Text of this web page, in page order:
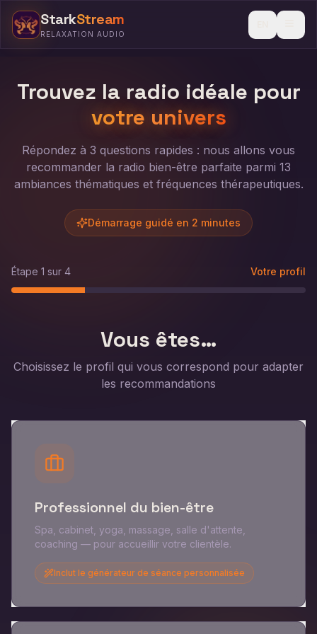
StarkStream
RELAXATION AUDIO
Connexion
Trouvez la radio idéale pour
votre univers
Répondez à 3 questions rapides : nous allons vous
recommander la radio bien-être parfaite parmi 13
ambiances thématiques et fréquences thérapeutiques.
Démarrage guidé en 2 minutes
Étape 1 sur 4 Votre profil
Vous êtes…
Choisissez le profil qui vous correspond pour adapter
les recommandations
Professionnel du bien-être
Spa, cabinet, yoga, massage, salle d'attente,
coaching — pour accueillir votre clientèle.
Inclut le générateur de séance personnalisée